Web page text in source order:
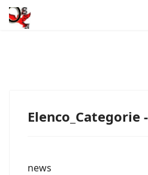
Elenco_Categorie
news